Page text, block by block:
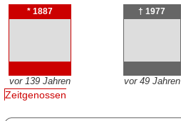
* 1887
vor 139 Jahren
† 1977
vor 49 Jahren
Zeitgenossen